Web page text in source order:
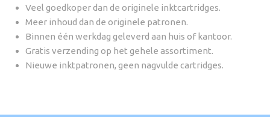
Veel goedkoper dan de originele inktcartridges.
Meer inhoud dan de originele patronen.
Binnen één werkdag geleverd aan huis of kantoor.
Gratis verzending op het gehele assortiment.
Nieuwe inktpatronen, geen nagvulde cartridges.